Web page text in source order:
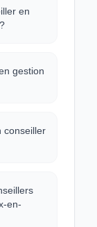
en
gestion
conseiller
en-